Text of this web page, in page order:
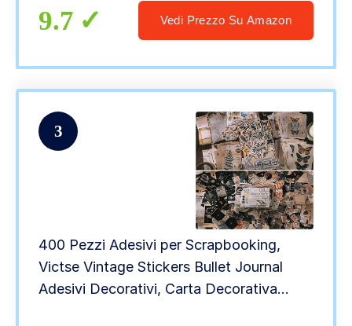
Decorazione Casa (Rosso)
9.7 Vedi Prezzo Su Amazon
3
400 Pezzi Adesivi per Scrapbooking,
Victse Vintage Stickers Bullet Journal
Adesivi Decorativi, Carta Decorativa